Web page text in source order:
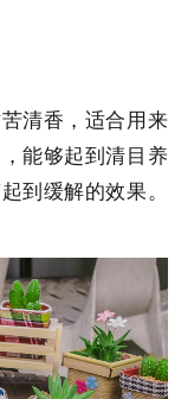
清香，适合用来
能够起到清目养
到缓解的效果。